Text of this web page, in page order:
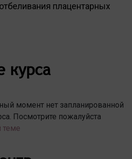
плацентарных
курса
момент нет запланированной
Посмотрите пожалуйста
теме